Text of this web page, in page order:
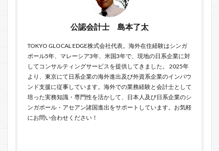
公認会計士 島本了太
TOKYO GLOCAL EDGE株式会社代表。海外在住経験はシンガ
ポール5年、マレーシア3年、米国3年で、現地の日系企業に対
してコンサルティングサービスを提供してきました。 2025年
より、東京にて日系企業の海外進出及び外資系企業のインバウ
ンド支援に従事しています。海外での業務経験と会計士として
培った実務知識・専門性を活かして、日本人及び日系企業のシ
ンガポール・アセアン諸国進出をサポートしています。お気軽
にお問い合わせ ください！